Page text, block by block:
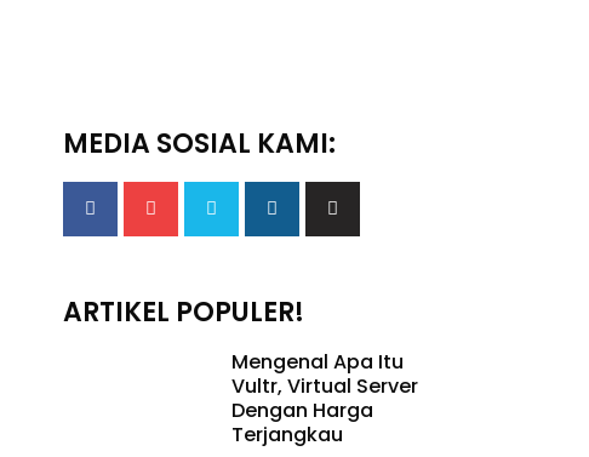
MEDIA SOSIAL KAMI:
ARTIKEL POPULER!
Mengenal Apa Itu
Vultr, Virtual Server
Dengan Harga
Terjangkau